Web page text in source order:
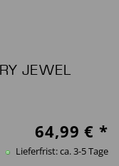
JEWEL
64,99 € *
Lieferfrist: ca. 3-5 Tage